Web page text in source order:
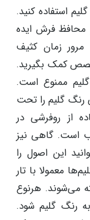
به حفظ شکل،
می‌توانید
گلیم فرش را
ندارد. این
می‌شوند. وجود
آسیب زا است.
استفاده کنید.
فرش ایده
زمان کثیف
کمک بگیرید.
ممنوع است.